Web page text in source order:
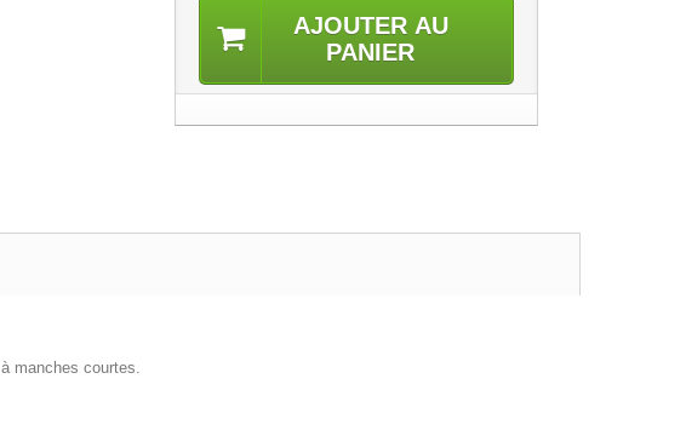
AJOUTER AU
PANIER
à manches courtes.